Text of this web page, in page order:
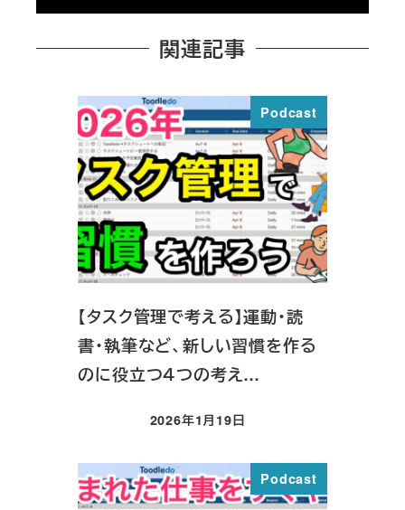
関連記事
Podcast
【タスク管理で考える】運動・読
書・執筆など、新しい習慣を作る
のに役立つ４つの考え…
投稿日
2026年1月19日
Podcast